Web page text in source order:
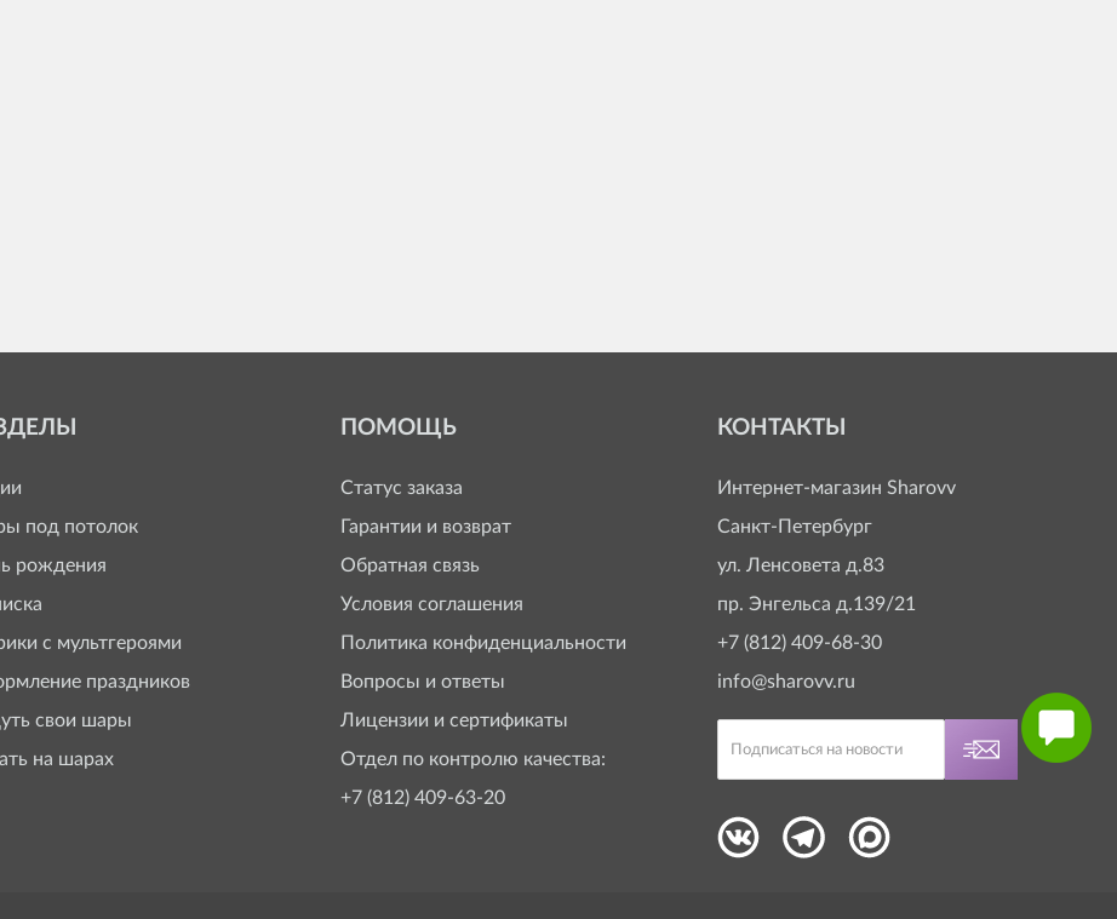
под потолок
рождения
с мультгероями
праздников
свои шары
на шарах
ПОМОЩЬ
Статус заказа
Гарантии и возврат
Обратная связь
Условия соглашения
Политика конфиденциальности
Вопросы и ответы
Лицензии и сертификаты
Отдел по контролю качества:
+7 (812) 409-63-20
КОНТАКТЫ
Интернет-магазин Sharovv
Санкт-Петербург
ул. Ленсовета д.83
пр. Энгельса д.139/21
+7 (812) 409-68-30
info@sharovv.ru